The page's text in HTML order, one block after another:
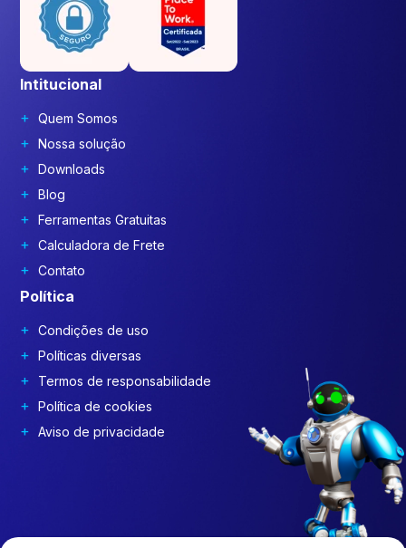
Intitucional
Quem Somos
Nossa solução
Downloads
Blog
Ferramentas Gratuitas
Calculadora de Frete
Contato
Política
Condições de uso
Políticas diversas
Termos de responsabilidade
Política de cookies
Aviso de privacidade